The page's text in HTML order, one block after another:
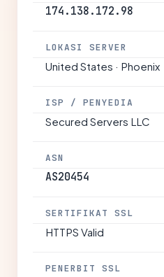
174.138.172.98
LOKASI SERVER
United States · Phoenix
ISP / PENYEDIA
Secured Servers LLC
ASN
AS20454
SERTIFIKAT SSL
HTTPS Valid
PENERBIT SSL